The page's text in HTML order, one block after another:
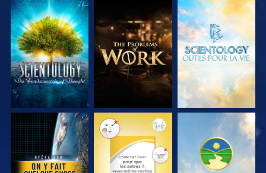
DÉCOUVRIR LES
SÉRIES
DÉCOUVRIR LES
SÉRIES
DÉCOUVRIR LES
SÉRIES
REGARDER REGARDER REGARDER